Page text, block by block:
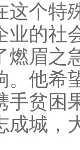
这个特
业的社
燃眉之
。他希
手贫困
成城，